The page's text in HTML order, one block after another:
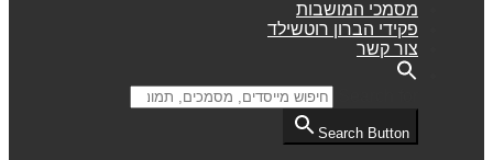
מסמכי המושבות
פקידי הברון רוטשילד
צור קשר
Search Button